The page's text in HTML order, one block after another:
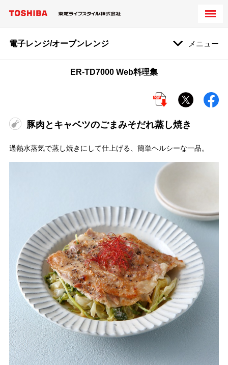
電子レンジ/オーブンレンジ メニュー
ER-TD7000 Web料理集
豚肉とキャベツのごまみそだれ蒸し焼き
過熱水蒸気で蒸し焼きにして仕上げる、簡単ヘルシーな一品。